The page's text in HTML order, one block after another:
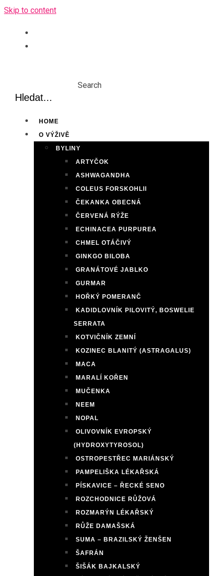
Skip to content
Search
HOME
O VÝŽIVĚ
BYLINY
ARTYČOK
ASHWAGANDHA
COLEUS FORSKOHLII
ČEKANKA OBECNÁ
ČERVENÁ RÝŽE
ECHINACEA PURPUREA
CHMEL OTÁČIVÝ
GINKGO BILOBA
GRANÁTOVÉ JABLKO
GURMAR
HOŘKÝ POMERANČ
KADIDLOVNÍK PILOVITÝ, BOSWELIE
SERRATA
KOTVIČNÍK ZEMNÍ
KOZINEC BLANITÝ (ASTRAGALUS)
MACA
MARALÍ KOŘEN
MUČENKA
NEEM
NOPAL
OLIVOVNÍK EVROPSKÝ
(HYDROXYTYROSOL)
OSTROPESTŘEC MARIÁNSKÝ
PAMPELIŠKA LÉKAŘSKÁ
PÍSKAVICE – ŘECKÉ SENO
ROZCHODNICE RŮŽOVÁ
ROZMARÝN LÉKAŘSKÝ
RŮŽE DAMAŠSKÁ
SUMA – BRAZILSKÝ ŽENŠEN
ŠAFRÁN
ŠIŠÁK BAJKALSKÝ